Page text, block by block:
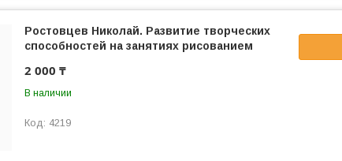
Ростовцев Николай. Развитие творческих
способностей на занятиях рисованием
2 000 ₸
В наличии
4219